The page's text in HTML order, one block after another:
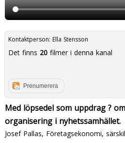
Kontaktperson: Ella Stensson
Det finns 20filmer i denna kanal
Prenumerera
Med löpsedel som uppdrag ?
organisering i nyhetssamhället.
Josef Pallas, Företagsekonomi,